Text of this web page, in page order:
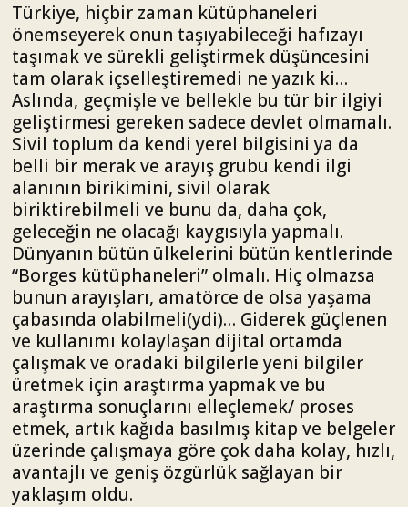
Türkiye, hiçbir zaman kütüphaneleri
önemseyerek onun taşıyabileceği hafızayı
taşımak ve sürekli geliştirmek düşüncesini
tam olarak içselleştiremedi ne yazık ki…
Aslında, geçmişle ve bellekle bu tür bir ilgiyi
geliştirmesi gereken sadece devlet olmamalı.
Sivil toplum da kendi yerel bilgisini ya da
belli bir merak ve arayış grubu kendi ilgi
alanının birikimini, sivil olarak
biriktirebilmeli ve bunu da, daha çok,
geleceğin ne olacağı kaygısıyla yapmalı.
Dünyanın bütün ülkelerini bütün kentlerinde
“Borges kütüphaneleri” olmalı. Hiç olmazsa
bunun arayışları, amatörce de olsa yaşama
çabasında olabilmeli(ydi)… Giderek güçlenen
ve kullanımı kolaylaşan dijital ortamda
çalışmak ve oradaki bilgilerle yeni bilgiler
üretmek için araştırma yapmak ve bu
araştırma sonuçlarını elleçlemek/ proses
etmek, artık kağıda basılmış kitap ve belgeler
üzerinde çalışmaya göre çok daha kolay, hızlı,
avantajlı ve geniş özgürlük sağlayan bir
yaklaşım oldu.